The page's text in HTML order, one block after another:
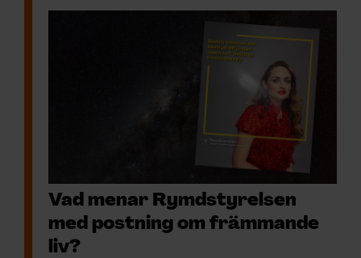
Vad menar Rymdstyrelsen
med postning om främmande
liv?